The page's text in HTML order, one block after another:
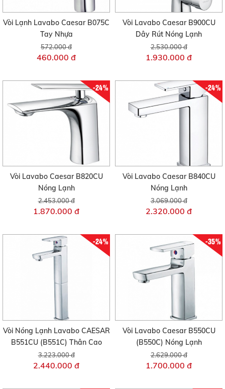
Vòi Lạnh Lavabo Caesar B075C
Tay Nhựa
572.000 đ
460.000 đ
Vòi Lavabo Caesar B900CU
Dây Rút Nóng Lạnh
2.530.000 đ
1.930.000 đ
-24%
Vòi Lavabo Caesar B820CU
Nóng Lạnh
2.453.000 đ
1.870.000 đ
-24%
Vòi Lavabo Caesar B840CU
Nóng Lạnh
3.069.000 đ
2.320.000 đ
-24%
Vòi Nóng Lạnh Lavabo CAESAR
B551CU (B551C) Thân Cao
3.223.000 đ
2.440.000 đ
-35%
Vòi Lavabo Caesar B550CU
(B550C) Nóng Lạnh
2.629.000 đ
1.700.000 đ